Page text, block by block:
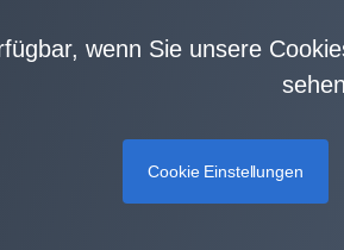
wenn Sie unsere
Cookie Einstellungen